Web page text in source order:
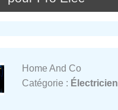
Home And Co
Catégorie : Électricien